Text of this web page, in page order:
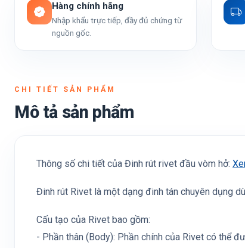
Hàng chính hãng
Nhập khẩu trực tiếp, đầy đủ chứng từ
nguồn gốc.
CHI TIẾT SẢN PHẨM
Mô tả sản phẩm
Thông số chi tiết của Đinh rút rivet đầu vòm hở:
Đinh rút Rivet là một dạng đinh tán chuyên dụng
Cấu tạo của Rivet bao gồm:
- Phần thân (Body): Phần chính của Rivet có thể